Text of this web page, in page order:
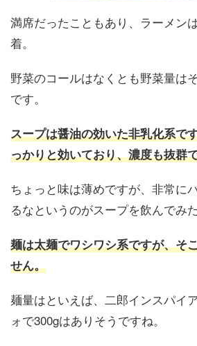
満席だったこともあり、ラーメン
着。
野菜のコールはなくとも野菜量は
です。
スープは醤油の効いた非乳化系で
っかりと効いており、濃度も抜群
ちょっと味は薄めですが、非常に
るなというのがスープを飲んでみ
麺は太麺でワシワシ系ですが、そ
せん。
麺量はといえば、二郎インスパイ
ォで300gはありそうですね。